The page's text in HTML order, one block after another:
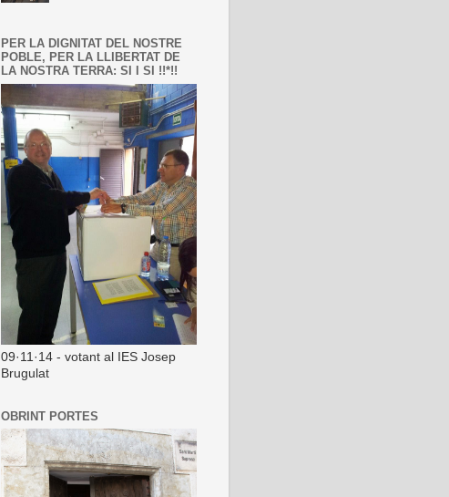
PER LA DIGNITAT DEL NOSTRE
POBLE, PER LA LLIBERTAT DE
LA NOSTRA TERRA: SI I SI !!*!!
09·11·14 - votant al IES Josep
Brugulat
OBRINT PORTES